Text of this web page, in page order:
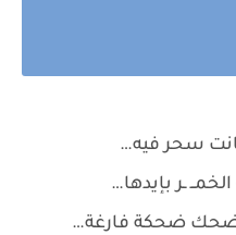
سحر فيه…
ـر بإيدها…
ضحكة فارغة…